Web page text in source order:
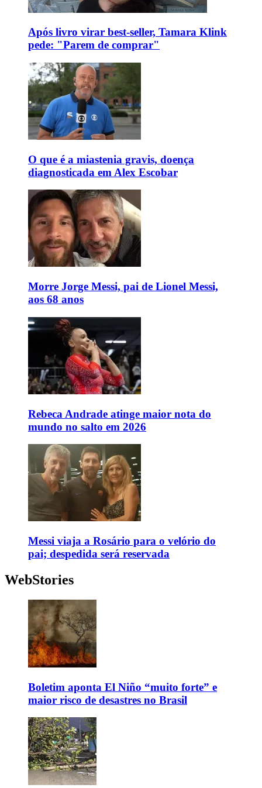
Após livro virar best-seller, Tamara Klink
pede: "Parem de comprar"
O que é a miastenia gravis, doença
diagnosticada em Alex Escobar
Morre Jorge Messi, pai de Lionel Messi,
aos 68 anos
Rebeca Andrade atinge maior nota do
mundo no salto em 2026
Messi viaja a Rosário para o velório do
pai; despedida será reservada
WebStories
Boletim aponta El Niño “muito forte” e
maior risco de desastres no Brasil